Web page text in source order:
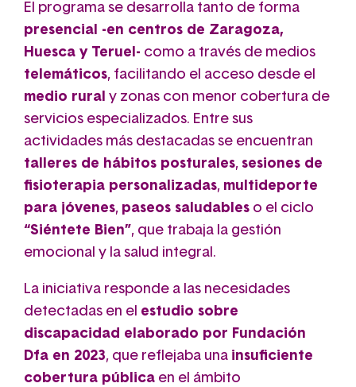
El programa se desarrolla tanto de forma
presencial -en centros de Zaragoza,
Huesca y Teruel- como a través de medios
telemáticos, facilitando el acceso desde el
medio rural y zonas con menor cobertura de
servicios especializados. Entre sus
actividades más destacadas se encuentran
talleres de hábitos posturales, sesiones de
fisioterapia personalizadas, multideporte
para jóvenes, paseos saludables o el ciclo
“Siéntete Bien”, que trabaja la gestión
emocional y la salud integral.
La iniciativa responde a las necesidades
detectadas en el estudio sobre
discapacidad elaborado por Fundación
Dfa en 2023, que reflejaba una insuficiente
cobertura pública en el ámbito